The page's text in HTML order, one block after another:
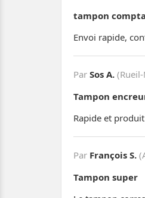
tampon
Envoi rapide,
Par Sos A.
Tampon
Rapide et
Par François S.
Tampon super